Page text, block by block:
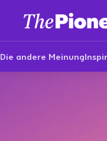
Die andere Meinung